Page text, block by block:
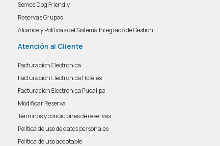
Somos Dog Friendly
Reservas Grupos
Alcance y Políticas del Sistema Integrado de Gestión
Atención al Cliente
Facturación Electrónica
Facturación Electrónica Hoteles
Facturación Electrónica Pucallpa
Modificar Reserva
Términos y condiciones de reservas
Política de uso de datos personales
Política de uso aceptable